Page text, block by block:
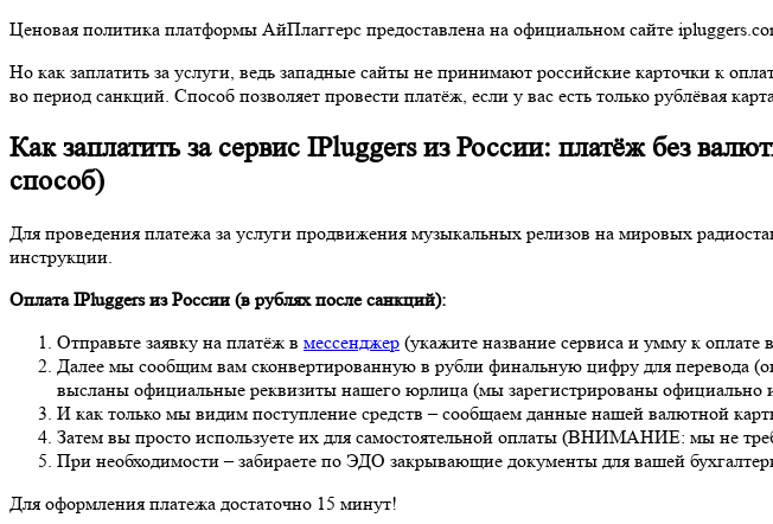
Ценовая политика платформы АйПлаггерс предоcтавлена на официальном сайте
Но как заплатить за услуги, ведь западные сайты не принимают российские карточки к
во период санкций. Способ позволяет провести платёж, если у вас есть только рублёвая
Как заплатить за сервис IPluggers из России: платёж без
способ)
Для проведения платежа за услуги продвижения музыкальных релизов на мировых
инструкции.
Оплата IPluggersиз России (в рублях после санкций):
Отправьте заявку на платёж в мессенджер (укажите название сервиса и умму к оплате
Далее мы сообщим вам сконвертированную в рубли финальную цифру для перевода
высланы официальные реквизиты нашего юрлица (мы зарегистрированы официально
И как только мы видим поступление средств – сообщаем данные нашей валютной
Затем вы просто используете их для самостоятельной оплаты (ВНИМАНИЕ: мы не
При необходимости – забираете по ЭДО закрывающие документы для вашей
Для оформления платежа достаточно 15 минут!